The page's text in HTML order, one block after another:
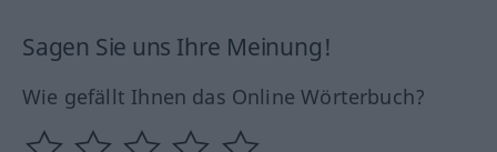
Sagen Sie uns Ihre Meinung!
Wie gefällt Ihnen das Online Wörterbuch?